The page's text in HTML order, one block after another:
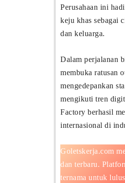
Perusahaan ini
keju khas sebagai
dan keluarga.
Dalam perjalanan
membuka ratusan
mengedepankan
mengikuti tren
Factory berhasil
internasional di
Goletskerja.com
dan terbaru.
ternama untuk